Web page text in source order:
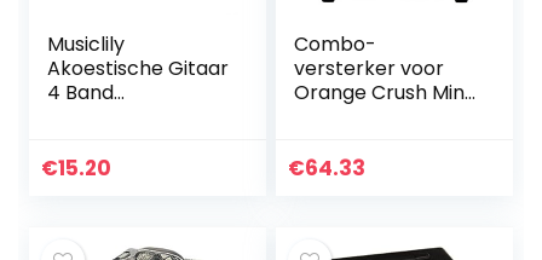
Musiclily
Akoestische Gitaar
4 Band
Piezo Pickup
€15.20
Combo-
versterker voor
Orange Crush Mini
€64.33